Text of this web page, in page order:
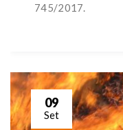
745/2017.
09
Set